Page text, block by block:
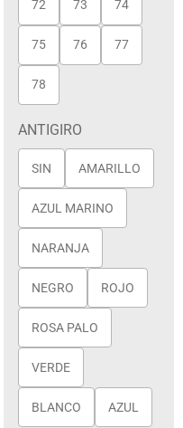
72 73 74
75 76 77
78
ANTIGIRO
SIN AMARILLO
AZUL MARINO
NARANJA
NEGRO ROJO
ROSA PALO
VERDE
BLANCO AZUL